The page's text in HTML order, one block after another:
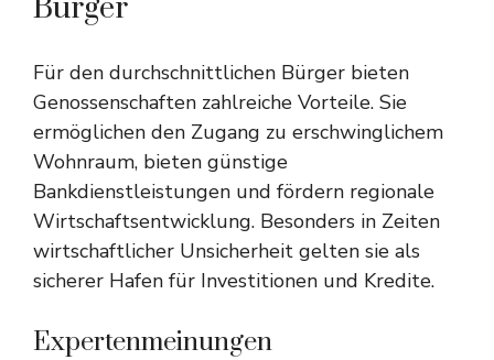
Bürger
Für den durchschnittlichen Bürger bieten
Genossenschaften zahlreiche Vorteile. Sie
ermöglichen den Zugang zu erschwinglichem
Wohnraum, bieten günstige
Bankdienstleistungen und fördern regionale
Wirtschaftsentwicklung. Besonders in Zeiten
wirtschaftlicher Unsicherheit gelten sie als
sicherer Hafen für Investitionen und Kredite.
Expertenmeinungen